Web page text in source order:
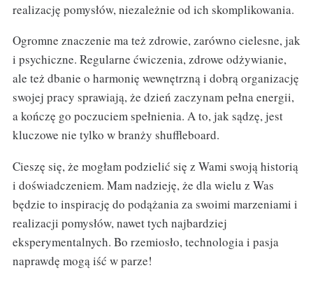
realizację pomysłów, niezależnie od ich skomplikowania.
Ogromne znaczenie ma też zdrowie, zarówno cielesne, jak
i psychiczne. Regularne ćwiczenia, zdrowe odżywianie,
ale też dbanie o harmonię wewnętrzną i dobrą organizację
swojej pracy sprawiają, że dzień zaczynam pełna energii,
a kończę go poczuciem spełnienia. A to, jak sądzę, jest
kluczowe nie tylko w branży shuffleboard.
Cieszę się, że mogłam podzielić się z Wami swoją historią
i doświadczeniem. Mam nadzieję, że dla wielu z Was
będzie to inspirację do podążania za swoimi marzeniami i
realizacji pomysłów, nawet tych najbardziej
eksperymentalnych. Bo rzemiosło, technologia i pasja
naprawdę mogą iść w parze!